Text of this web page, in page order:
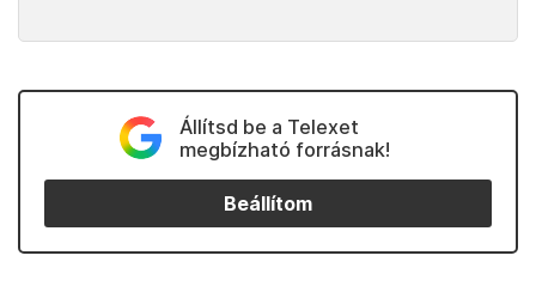
Állítsd be a Telexet
megbízható forrásnak!
Beállítom